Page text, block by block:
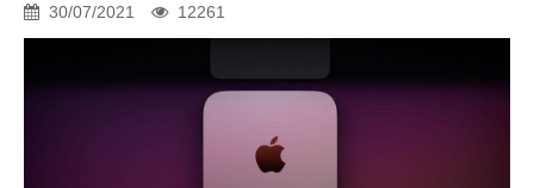
30/07/2021 12261